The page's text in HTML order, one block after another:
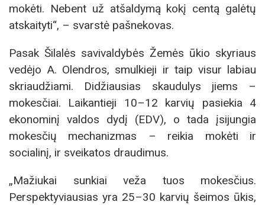
mokėti. Nebent už atšaldymą kokį centą galėtų
atskaityti“, – svarstė pašnekovas.
Pasak Šilalės savivaldybės Žemės ūkio skyriaus
vedėjo A. Olendros, smulkieji ir taip visur labiau
skriaudžiami. Didžiausias skaudulys jiems –
mokesčiai. Laikantieji 10–12 karvių pasiekia 4
ekonominį valdos dydį (EDV), o tada įsijungia
mokesčių mechanizmas – reikia mokėti ir
socialinį, ir sveikatos draudimus.
„Mažiukai sunkiai veža tuos mokesčius.
Perspektyviausias yra 25–30 karvių šeimos ūkis,